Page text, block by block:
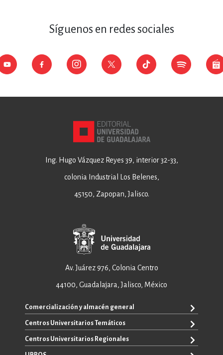
Síguenos en redes sociales
Ing. Hugo Vázquez Reyes 39, interior 32-33,
colonia Industrial Los Belenes,
45150, Zapopan, Jalisco.
Av. Juárez 976, Colonia Centro
44100, Guadalajara, Jalisco, México
Comercialización y almacén general
+52 33 3640 6326
+52 33 3640 4595
Centros Universitarios Temáticos
CUAAD
CUCEA
Centros Universitarios Regionales